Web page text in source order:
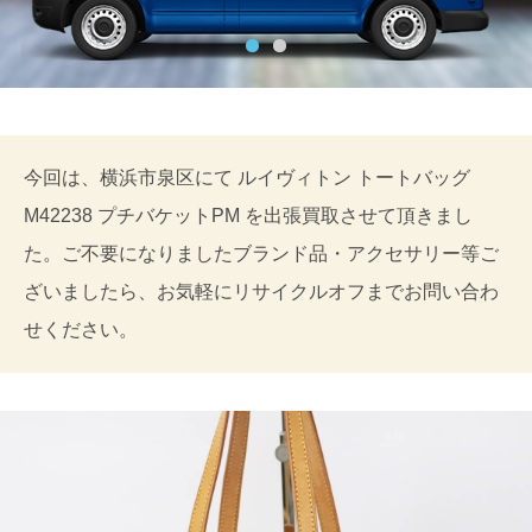
今回は、横浜市泉区にて ルイヴィトン トートバッグ
M42238 プチバケットPM を出張買取させて頂きまし
た。ご不要になりましたブランド品・アクセサリー等ご
ざいましたら、お気軽にリサイクルオフまでお問い合わ
せください。